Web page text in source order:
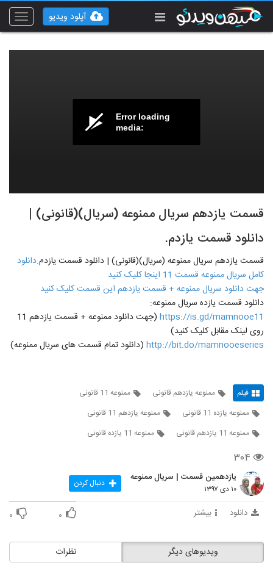
Toggle
آپلود ویدیو
Error loading
media:
قسمت یازدهم سریال ممنوعه (سریال)(قانونی) |
دانلود قسمت یازدم.
قسمت یازدهم سریال ممنوعه (سریال)(قانونی) | دانلود قسمت یازدم.دانلود
کامل سریال ممنوعه قسمت 11 اینجا کلیک کنید
جهت دانلود سریال ممنوعه + قسمت یازدهم این قسمت کلیک کنید
دانلود قسمت یازده سریال ممنوعه:
https://is.gd/mamnooe11
(جهت دانلود ممنوعه + قسمت یازدهم 11
روی لینک مقابل کلیک کنید)
http://bit.do/mamnooeseries (دانلود تمام قسمت های سریال ممنوعه)
فیلم ممنوعه یازدهم قانونی
ممنوعه 11 قانونی
ممنوعه یازده 11 قانونی
ممنوعه یازدهم 11 قانونی
ممنوعه 11 یازدهم قانونی
ممنوعه 11 یازده قانونی
۳۰۴
یازدهمین قسمت | سریال ممنوعه
۱۰ دی ۱۳۹۷ دنبال کردن
دانلود بیشتر ۰ ۰
نظرات ویدیوهای دیگر